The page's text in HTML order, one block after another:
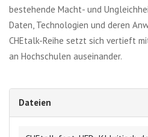
bestehende Macht- und
Daten, Technologien und deren
CHEtalk-Reihe setzt sich vertieft
an Hochschulen auseinander.
Dateien